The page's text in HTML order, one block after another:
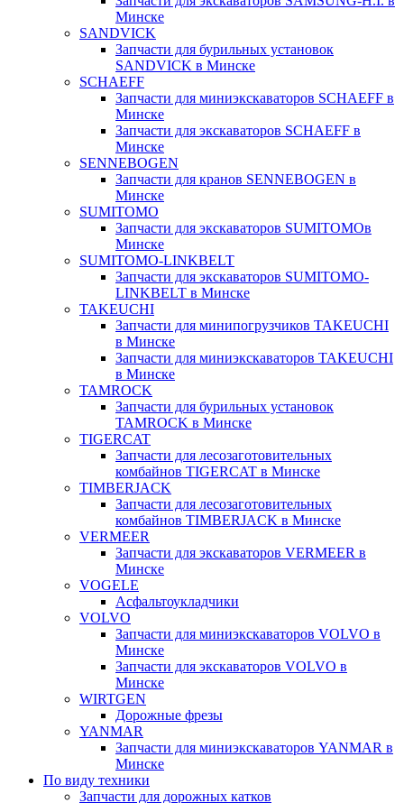
Минске
SANDVICK
Запчасти для бурильных установок
SANDVICK в Минске
SCHAEFF
Запчасти для миниэкскаваторов SCHAEFF в
Минске
Запчасти для экскаваторов SCHAEFF в
Минске
SENNEBOGEN
Запчасти для кранов SENNEBOGEN в
Минске
SUMITOMO
Запчасти для экскаваторов SUMITOMOв
Минске
SUMITOMO-LINKBELT
Запчасти для экскаваторов SUMITOMO-
LINKBELT в Минске
TAKEUCHI
Запчасти для минипогрузчиков TAKEUCHI
в Минске
Запчасти для миниэкскаваторов TAKEUCHI
в Минске
TAMROCK
Запчасти для бурильных установок
TAMROCK в Минске
TIGERCAT
Запчасти для лесозаготовительных
комбайнов TIGERCAT в Минске
TIMBERJACK
Запчасти для лесозаготовительных
комбайнов TIMBERJACK в Минске
VERMEER
Запчасти для экскаваторов VERMEER в
Минске
VOGELE
Асфальтоукладчики
VOLVO
Запчасти для миниэкскаваторов VOLVO в
Минске
Запчасти для экскаваторов VOLVO в
Минске
WIRTGEN
Дорожные фрезы
YANMAR
Запчасти для миниэкскаваторов YANMAR в
Минске
По виду техники
Запчасти для дорожных катков